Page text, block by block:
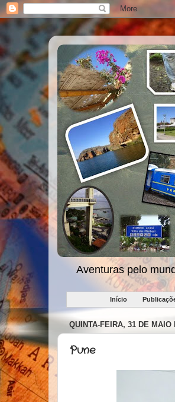
Aventuras pelo
Início
QUINTA-FEIRA, 31 DE MAIO
Pune